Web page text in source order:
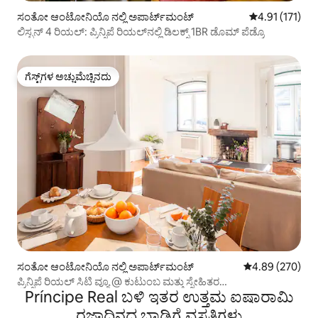
ಸಂತೋ ಆಂಟೋನಿಯೊ ನಲ್ಲಿ ಅಪಾರ್ಟ್‌ಮಂಟ್ 5 ರಲ್ಲಿ 4.91
4.91 (171)
ಲಿಸ್ಬನ್ 4 ರಿಯಲ್: ಪ್ರಿನ್ಸಿಪೆ ರಿಯಲ್‌ನಲ್ಲಿ ಡಿಲಕ್ಸ್ 1BR ಡೊಮ್ ಪೆಡ್ರೊ
ಗೆಸ್ಟ್‌ಗಳ ಅಚ್ಚುಮೆಚ್ಚಿನದು
ಗೆಸ್ಟ್‌ಗಳ ಅಚ್ಚುಮೆಚ್ಚಿನದು
ಸಂತೋ ಆಂಟೋನಿಯೊ ನಲ್ಲಿ ಅಪಾರ್ಟ್‌ಮಂಟ್ 5 ರಲ್ಲಿ 4.89
4.89 (270)
ಪ್ರಿನ್ಸಿಪೆ ರಿಯಲ್ ಸಿಟಿ ವ್ಯೂ @ ಕುಟುಂಬ ಮತ್ತು ಸ್ನೇಹಿತರ
ಅಪಾರ್ಟ್‌ಮೆಂಟ್‌ಗಳು
Príncipe Real ಬಳಿ ಇತರ ಉತ್ತಮ ಐಷಾರಾಮಿ